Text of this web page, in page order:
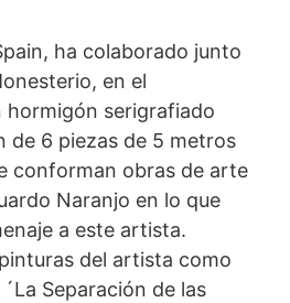
de Monesterio
ha colaborado junto
en el
hormigón serigrafiado
de 6 piezas de 5 metros
conforman obras de arte
Naranjo en lo que
a este artista.
del artista como
Separación de las
intl/de/policies/privacy.
para el tratamiento de
tratamiento de datos sólo son
expreso. Usted puede
en cualquier momento con
un correo electrónico informal
Los datos procesados antes de
pueden ser procesados